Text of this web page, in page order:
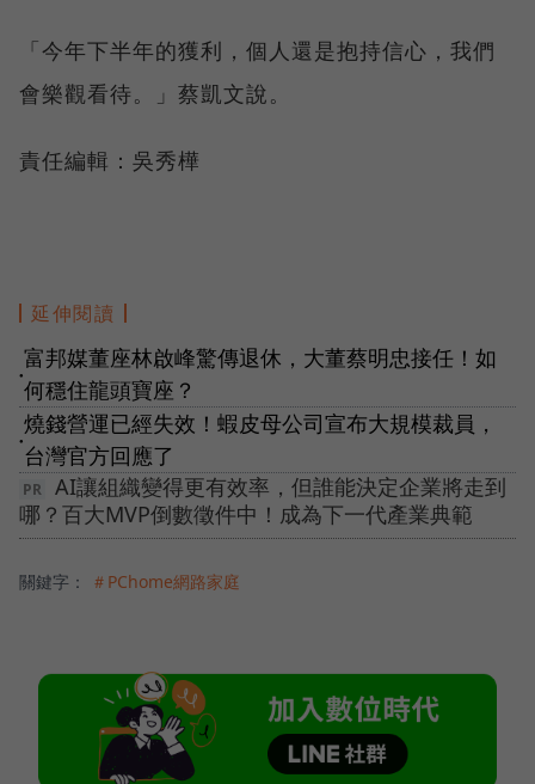
「今年下半年的獲利，個人還是抱持信心，我們
會樂觀看待。」蔡凱文說。
責任編輯：吳秀樺
延伸閱讀
●
富邦媒董座林啟峰驚傳退休，大董蔡明忠接任！如
何穩住龍頭寶座？
●
燒錢營運已經失效！蝦皮母公司宣布大規模裁員，
台灣官方回應了
AI讓組織變得更有效率，但誰能決定企業將走到
哪？百大MVP倒數徵件中！成為下一代產業典範
關鍵字： ＃PChome網路家庭